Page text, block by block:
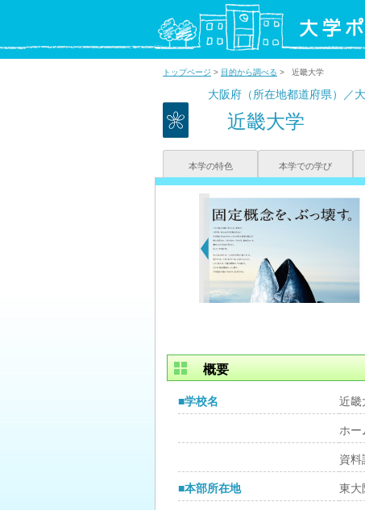
トップページ > 目的から調べる > 近畿大学
大阪府（所在地都道府県）／
近畿大学
本学の特色 本学での学び
概要
■学校名 近畿
ホー
資料
■本部所在地 東大